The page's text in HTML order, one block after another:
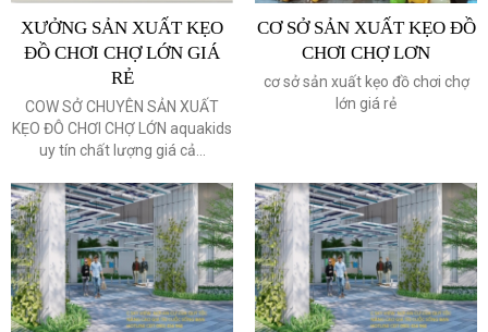
XƯỞNG SẢN XUẤT KẸO
ĐỒ CHƠI CHỢ LỚN GIÁ
RẺ
COW SỞ CHUYÊN SẢN XUẤT
KẸO ĐÔ CHƠI CHỢ LỚN aquakids
uy tín chất lượng giá cả...
CƠ SỞ SẢN XUẤT KẸO ĐỒ
CHƠI CHỢ LƠN
cơ sở sản xuất kẹo đồ chơi chợ
lớn giá rẻ